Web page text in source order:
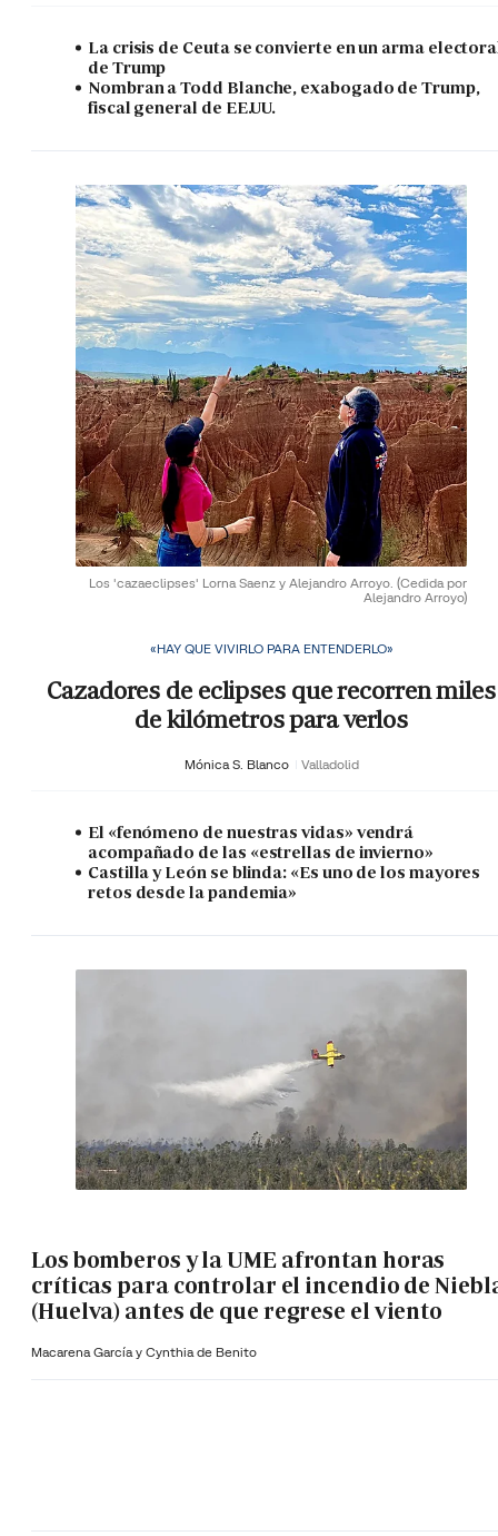
La crisis de Ceuta se convierte en un arma
de Trump
Nombran a Todd Blanche, exabogado de Trump,
fiscal general de EE.UU.
Los 'cazaeclipses' Lorna Saenz y Alejandro Arroyo. (Cedida por
Alejandro Arroyo)
«HAY QUE VIVIRLO PARA ENTENDERLO»
Cazadores de eclipses que recorren miles
de kilómetros para verlos
Mónica S. Blanco Valladolid
El «fenómeno de nuestras vidas» vendrá
acompañado de las «estrellas de invierno»
Castilla y León se blinda: «Es uno de los mayores
retos desde la pandemia»
Los bomberos y la UME afrontan horas
críticas para controlar el incendio de
(Huelva) antes de que regrese el viento
Macarena García y Cynthia de Benito